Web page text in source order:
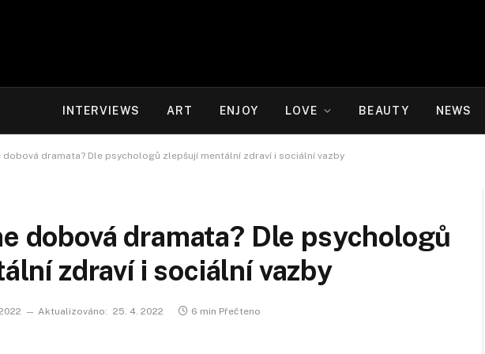
INTERVIEWS ART ENJOY LOVE BEAUTY NEWS
dobová dramata? Dle psychologů zlepšují mentální zdraví i sociální vazby
dobová dramata? Dle psychologů
zdraví i sociální vazby
Aktualizováno: 25. 4. 2022 6 min Přečteno